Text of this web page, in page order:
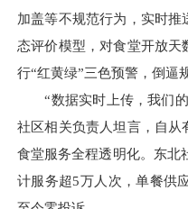
加盖等不规范行为，实时
态评价模型，对食堂开放
行“红黄绿”三色预警，倒逼
“数据实时上传，我们的
社区相关负责人坦言，自从
食堂服务全程透明化。东北
计服务超5万人次，单餐供